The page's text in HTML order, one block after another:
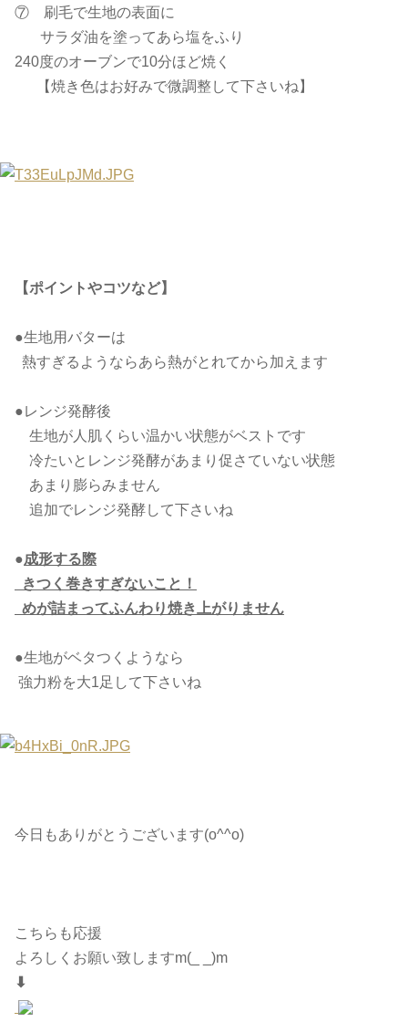
⑦ 刷毛で生地の表面に
サラダ油を塗ってあら塩をふり
240度のオーブンで10分ほど焼く
【焼き色はお好みで微調整して下さいね】
【ポイントやコツなど】
●生地用バターは
熱すぎるようならあら熱がとれてから加えます
●レンジ発酵後
生地が人肌くらい温かい状態がベストです
冷たいとレンジ発酵があまり促さていない状態
あまり膨らみません
追加でレンジ発酵して下さいね
●成形する際
きつく巻きすぎないこと！
めが詰まってふんわり焼き上がりません
●生地がベタつくようなら
強力粉を大1足して下さいね
今日もありがとうございます(o^^o)
こちらも応援
よろしくお願い致しますm(_ _)m
⬇︎